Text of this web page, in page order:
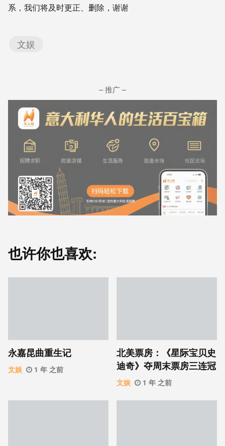
系，我们将及时更正、删除，谢谢
文娱
– 推广 –
也许你也喜欢:
永嘉昆曲重生记
文娱 1 年 之前
北美票房：《星际宝贝史
迪奇》夺周末票房三连冠
文娱 1 年 之前